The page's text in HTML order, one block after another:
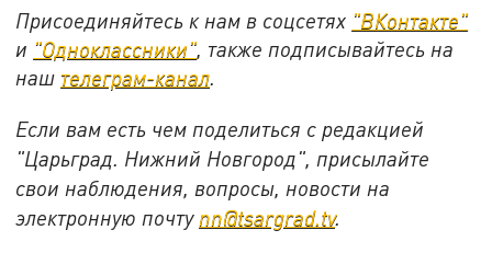
Присоединяйтесь к нам в соцсетях "ВКонтакте"
и "Одноклассники", также подписывайтесь на
наш телеграм-канал.
Если вам есть чем поделиться с редакцией
"Царьград. Нижний Новгород", присылайте
свои наблюдения, вопросы, новости на
электронную почту nn@tsargrad.tv.